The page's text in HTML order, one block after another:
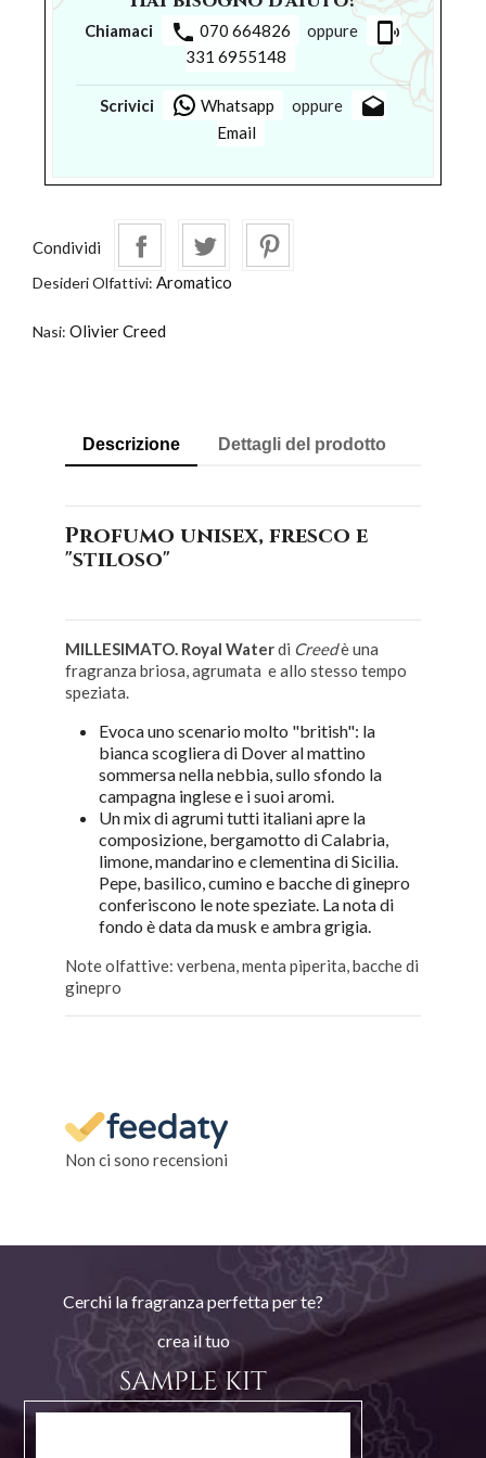
Chiamaci phone 070 664826 oppure phonelink_ring
331 6955148
Scrivici Whatsapp oppure drafts
Email
Condividi
Desideri Olfattivi: Aromatico
Nasi: Olivier Creed
Descrizione Dettagli del prodotto
Profumo unisex, fresco e
"stiloso"
MILLESIMATO. Royal Waterdi Creedè una
fragranza briosa, agrumata e allo stesso tempo
speziata.
Evoca uno scenario molto "british": la
bianca scogliera di Dover al mattino
sommersa nella nebbia, sullo sfondo la
campagna inglese e i suoi aromi.
Un mix di agrumi tutti italiani apre la
composizione, bergamotto di Calabria,
limone, mandarino e clementina di Sicilia.
Pepe, basilico, cumino e bacche di ginepro
conferiscono le note speziate. La nota di
fondo è data da musk e ambra grigia.
Note olfattive: verbena, menta piperita, bacche di
ginepro
Non ci sono recensioni
Cerchi la fragranza perfetta per te?
crea il tuo
SAMPLE KIT